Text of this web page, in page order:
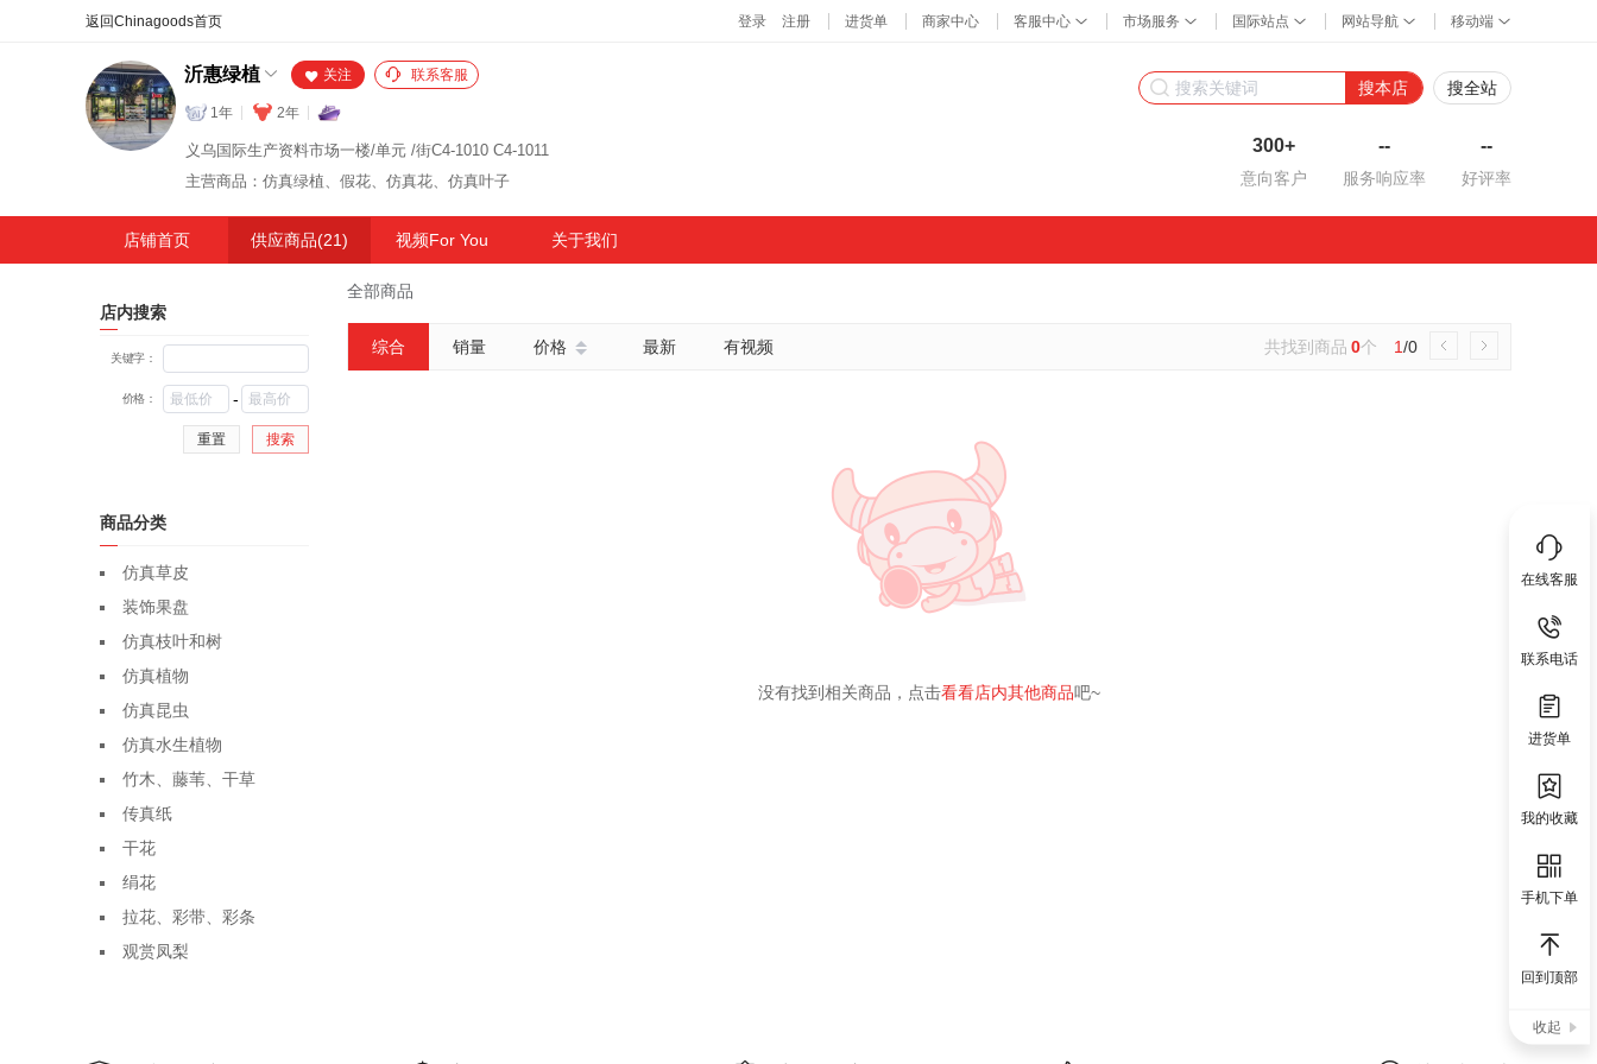
沂惠绿植
1年 2年
关注 联系客服
义乌国际生产资料市场一楼/单元 /街C4-1010 C4-1011
主营商品：仿真绿植、假花、仿真花、仿真叶子
搜本店 搜全站
300+
意向客户
--
服务响应率
--
好评率
在线客服
联系电话
进货单
我的收藏
手机下单
回到顶部
收起
店铺首页 供应商品(21) 视频For You 关于我们
店内搜索
关键字：
价格： -
重置 搜索
商品分类
仿真草皮
装饰果盘
仿真枝叶和树
仿真植物
仿真昆虫
仿真水生植物
竹木、藤苇、干草
传真纸
干花
绢花
拉花、彩带、彩条
观赏凤梨
全部商品
综合 销量 价格 最新 有视频 共找到商品 0个 1/0
没有找到相关商品，点击看看店内其他商品吧~